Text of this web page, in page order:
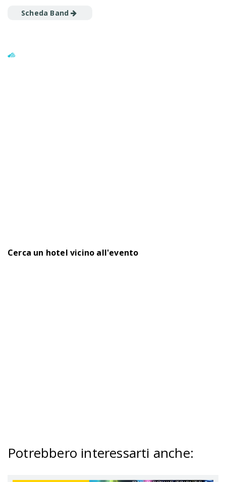
Scheda Band
Cerca un hotel vicino all'evento
Potrebbero interessarti anche: